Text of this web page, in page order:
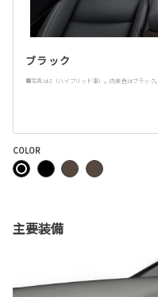
ブラック
■写真はZ（ハイブリッド車）。内装色はブラック。
COLOR
主要装備